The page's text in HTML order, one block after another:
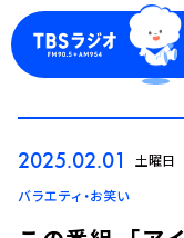
ログイン
2025.02.01 土曜日
バラエティ・お笑い